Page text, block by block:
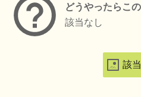
どうやったらこ
該当なし
該